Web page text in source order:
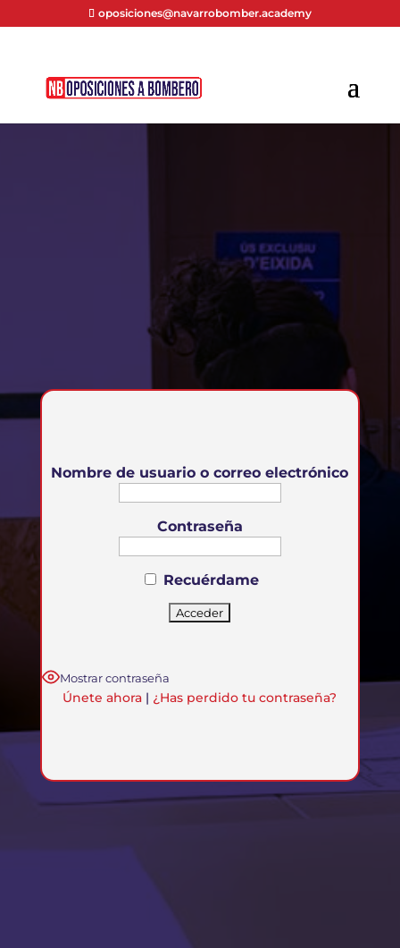
oposiciones@navarrobomber.academy
Nombre de usuario o correo electrónico
Contraseña
Recuérdame
Mostrar contraseña
Únete ahora | ¿Has perdido tu contraseña?